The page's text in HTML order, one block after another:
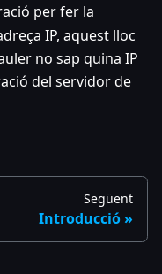
per fer la
IP, aquest lloc
no sap quina IP
del servidor de
Següent
Introducció